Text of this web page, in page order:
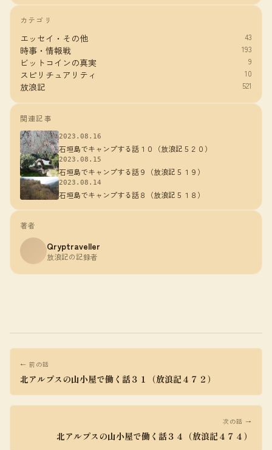
カテゴリ
エッセイ・その他 43
時事・情報戦 193
ビットコインの真実 9
スピリチュアリティ 10
放浪記 521
関連記事
2023.08.16
石垣島でキャンプする話１０（放浪記５２０）
2023.08.15
石垣島でキャンプする話９（放浪記５１９）
2023.08.14
石垣島でキャンプする話８（放浪記５１８）
著者
Qryptraveller
放浪記の記録者
← 前の話
北アルプスの山小屋で働く話３１（放浪記４７２）
次の話 →
北アルプスの山小屋で働く話３４（放浪記４７４）